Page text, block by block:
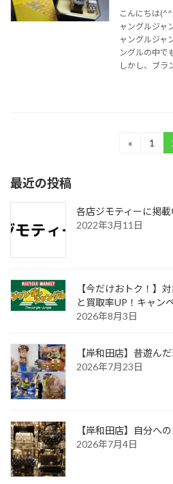
こんにちは
ャングルジ
ャングルジャ
ングルの中で
しかし、ブラ
の
ー
ジ
送
り
«
固
1
最近の投稿
各店ジモティーに掲載
2022年3月11日
【今だけおトク！】
と買取率UP！キャン
2026年8月3日
【岸和田店】昔遊ん
2026年7月23日
【岸和田店】自分へ
2026年7月4日